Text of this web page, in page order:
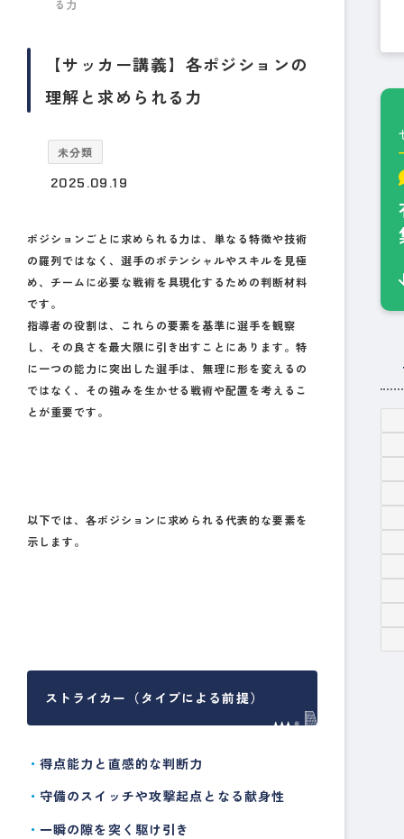
る力
【サッカー講義】各ポジションの
理解と求められる力
未分類
2025.09.19
ポジションごとに求められる力は、単なる特徴や技術
の羅列ではなく、 選手のポテンシャルやスキルを見極
め、チームに必要な戦術を具現化するための判断材料
です。
指導者の役割は、これらの要素を基準に選手を観察
し、その良さを最大限に引き出すことにあります。特
に一つの能力に突出した選手は、無理に形を変えるの
ではなく、その強みを生かせる戦術や配置を考えるこ
とが重要です。
以下では、各ポジションに求められる代表的な要素を
示します。
ストライカー（タイプによる前提）
得点能力と直感的な判断力
守備のスイッチや攻撃起点となる献身性
一瞬の隙を突く駆け引き